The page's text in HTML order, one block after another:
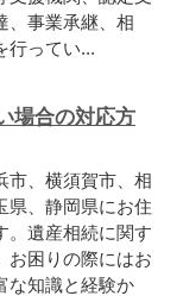
、事業承継、相
行ってい...
場合の対応方
市、横須賀市、相
県、静岡県にお住
。遺産相続に関す
お困りの際にはお
な知識と経験か